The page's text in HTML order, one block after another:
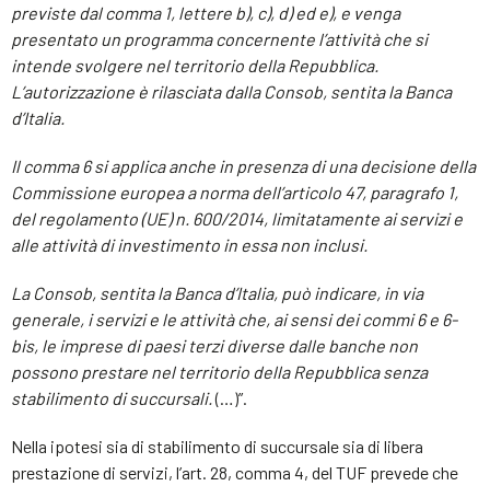
previste dal comma 1, lettere b), c), d) ed e), e venga
presentato un programma concernente l’attività che si
intende svolgere nel territorio della Repubblica.
L’autorizzazione è rilasciata dalla Consob, sentita la Banca
d’Italia.
Il comma 6 si applica anche in presenza di una decisione della
Commissione europea a norma dell’articolo 47, paragrafo 1,
del regolamento (UE) n. 600/2014, limitatamente ai servizi e
alle attività di investimento in essa non inclusi.
La Consob, sentita la Banca d’Italia, può indicare, in via
generale, i servizi e le attività che, ai sensi dei commi 6 e 6-
bis, le imprese di paesi terzi diverse dalle banche non
possono prestare nel territorio della Repubblica senza
stabilimento di succursali.(…)”.
Nella ipotesi sia di stabilimento di succursale sia di libera
prestazione di servizi, l’art. 28, comma 4, del TUF prevede che